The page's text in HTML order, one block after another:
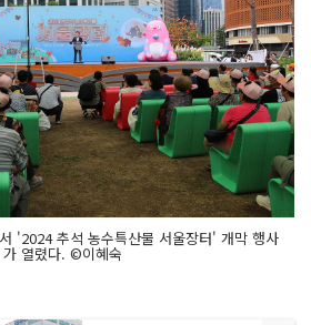
'2024 추석 농수특산물 서울장터' 개막 행사
가 열렸다. ©이혜숙